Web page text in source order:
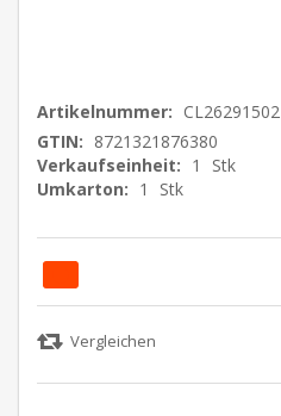
Artikelnummer: CL26291502
GTIN: 8721321876380
Verkaufseinheit: 1
Stk
Umkarton: 1 Stk